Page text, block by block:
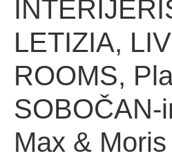
LETIZIA,
ROOMS,
SOBOČAN-
Max & Moris